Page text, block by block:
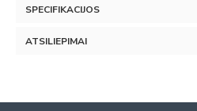
SPECIFIKACIJOS
ATSILIEPIMAI